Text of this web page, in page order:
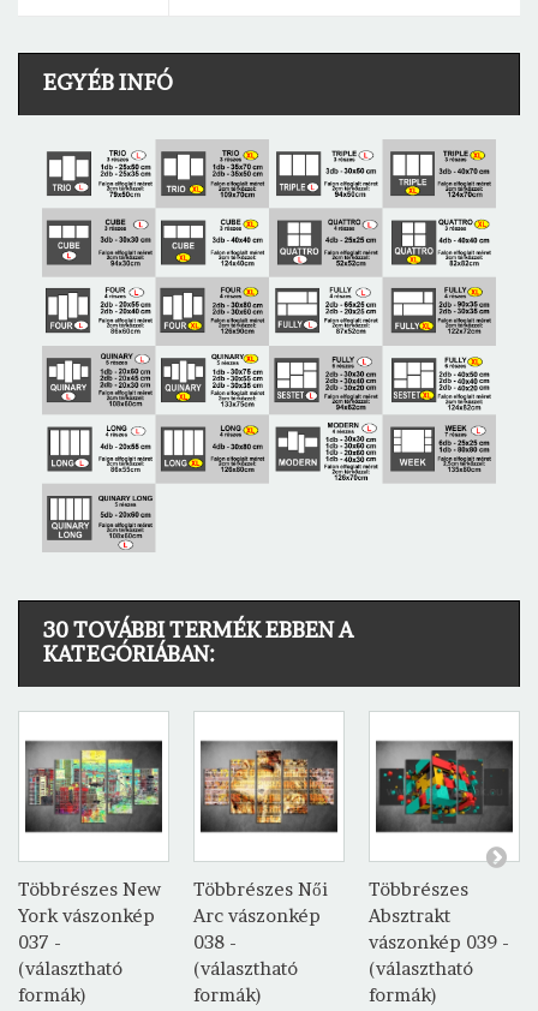
EGYÉB INFÓ
30 TOVÁBBI TERMÉK EBBEN A
KATEGÓRIÁBAN:
Többrészes New
York vászonkép
037 -
(választható
formák)
Többrészes Női
Arc vászonkép
038 -
(választható
formák)
Többrészes
Absztrakt
vászonkép 039 -
(választható
formák)